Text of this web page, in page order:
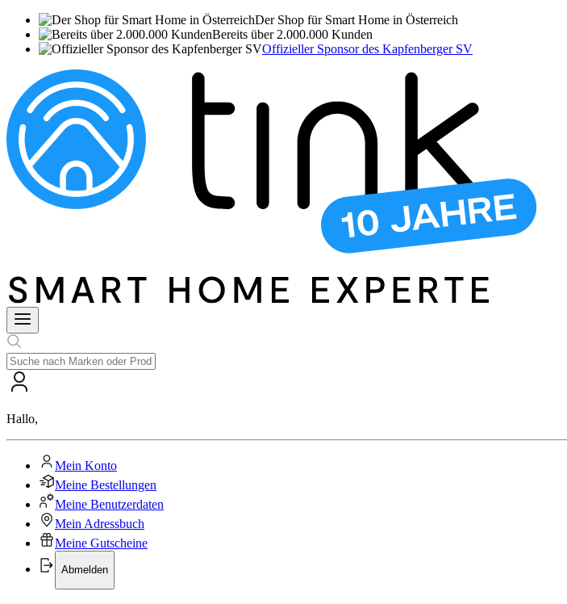
Der Shop für Smart Home in Österreich
Bereits über 2.000.000 Kunden
Offizieller Sponsor des Kapfenberger SV
Hallo,
Mein Konto
Meine Bestellungen
Meine Benutzerdaten
Mein Adressbuch
Meine Gutscheine
Abmelden